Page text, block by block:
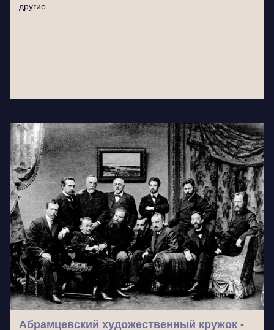
другие.
Абрамцевский художественный кружок -